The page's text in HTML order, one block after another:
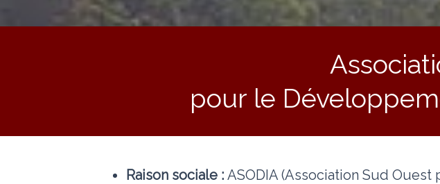
pour le
Raison sociale : ASODIA (Association Sud